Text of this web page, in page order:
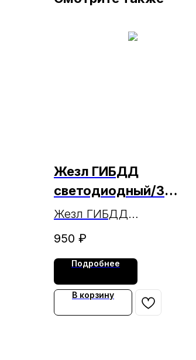
Жезл ГИБДД
светодиодный/3
реж/45 см
Жезл ГИБДД
светодиодный/3
950 ₽
Подробнее
В корзину